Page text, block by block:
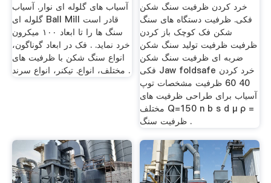
آسیاب های گلوله ای نوار. آسیاب
گلوله ای Ball Mill قادر است
سنگ ها را تا ابعاد ۱۰۰ میکرون
خرد نماید. . فک در ابعاد گوناگون،
انواع سنگ شکن با ظرفیت های
مختلف، انواع. تیکنر، انواع سرند .
خرد کردن ظرفیت سنگ شکن
فکی. ظرفیت دستگاه های سنگ
شکن فک کوچک باز کردن
ظرفیت ظرفیت تولید سنگ شکن
ضربه ای ظرفیت سنگ شکن
فکی Jaw foldsafe خرد کردن
40 60 ظرفیت مشخصات توپ
آسیاب برای طراحی ظرفیت های
مختلف Q=150 n b s d μ ρ =
ظرفیت سنگ .